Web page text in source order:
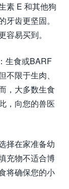
素 E 和其他狗
齿更坚固。
易买到。
生食或BARF
限于生肉、
，大多数生食
，向您的兽医
择在家准备幼
充物不适合博
将确保您的小